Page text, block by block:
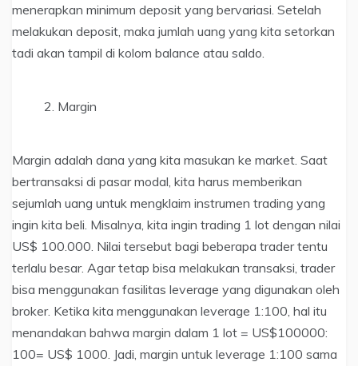
menerapkan minimum deposit yang bervariasi. Setelah
melakukan deposit, maka jumlah uang yang kita setorkan
tadi akan tampil di kolom balance atau saldo.
Margin
Margin adalah dana yang kita masukan ke market. Saat
bertransaksi di pasar modal, kita harus memberikan
sejumlah uang untuk mengklaim instrumen trading yang
ingin kita beli. Misalnya, kita ingin trading 1 lot dengan nilai
US$ 100.000. Nilai tersebut bagi beberapa trader tentu
terlalu besar. Agar tetap bisa melakukan transaksi, trader
bisa menggunakan fasilitas leverage yang digunakan oleh
broker. Ketika kita menggunakan leverage 1:100, hal itu
menandakan bahwa margin dalam 1 lot = US$100000:
100= US$ 1000. Jadi, margin untuk leverage 1:100 sama